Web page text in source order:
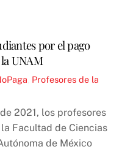
por el pago
UNAM
Profesores de la
2021, los profesores
Facultad de Ciencias
de México